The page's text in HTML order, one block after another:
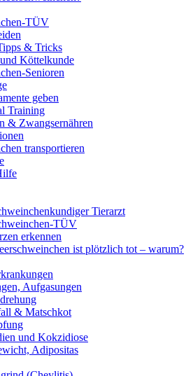
TÜV
& Tricks
Köttelkunde
Senioren
geben
Training
& Zwangsernähren
transportieren
Tierarzt
TÜV
erkennen
ist plötzlich tot – warum?
Aufgasungen
& Matschkot
und Kokzidiose
Adipositas